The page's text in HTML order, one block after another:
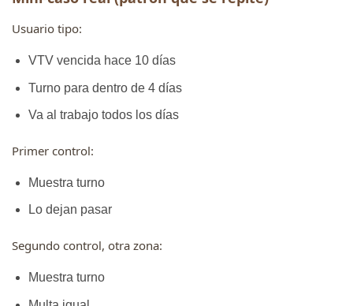
Usuario tipo:
VTV vencida hace 10 días
Turno para dentro de 4 días
Va al trabajo todos los días
Primer control:
Muestra turno
Lo dejan pasar
Segundo control, otra zona:
Muestra turno